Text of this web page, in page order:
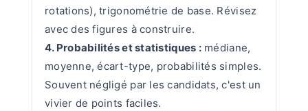
rotations), trigonométrie de base. Révisez
avec des figures à construire.
4. Probabilités et statistiques :médiane,
moyenne, écart-type, probabilités simples.
Souvent négligé par les candidats, c'est un
vivier de points faciles.